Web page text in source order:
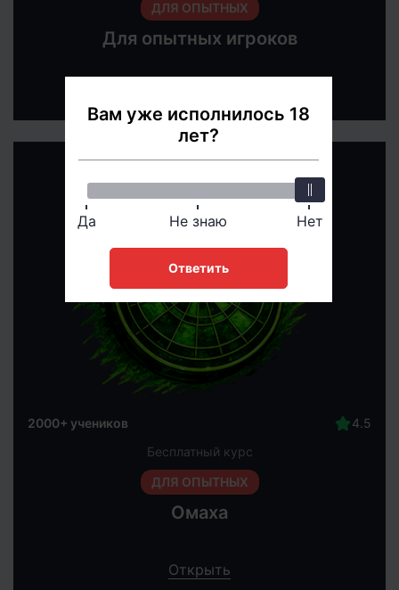
ДЛЯ ОПЫТНЫХ
Для опытных игроков
2000+ учеников
Бесплатный курс
ДЛЯ ОПЫТНЫХ
Омаха
Открыть
Вам уже исполнилось 18
лет?
Нет
Не знаю
Да
Ответить